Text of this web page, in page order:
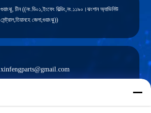
গুয়াংঝু, চীন ((নং.ডি০১,ইংফেং বিল্ডিং,নং.১১৯০।ঝংশান অ্যাভিনিউ
সেন্ট্রাল,তিয়ানহে জেলা,গুয়াংঝু))
xinfengparts@gmail.com